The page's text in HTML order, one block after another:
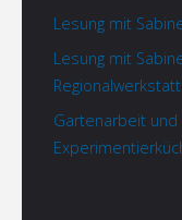
Lesung mit
Lesung mit
Gartenarbeit